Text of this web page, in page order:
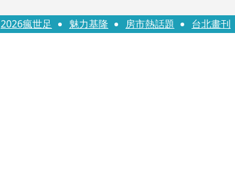
快訊
超速肇事停工一年首度受訪 廣末涼子被次
2026瘋世足 魅力基隆 房市熱話題 台北畫刊